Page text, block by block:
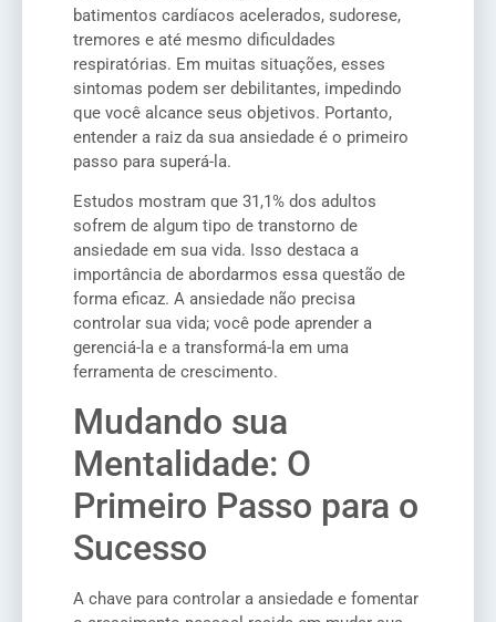
batimentos cardíacos acelerados, sudorese,
tremores e até mesmo dificuldades
respiratórias. Em muitas situações, esses
sintomas podem ser debilitantes, impedindo
que você alcance seus objetivos. Portanto,
entender a raiz da sua ansiedade é o primeiro
passo para superá-la.
Estudos mostram que 31,1% dos adultos
sofrem de algum tipo de transtorno de
ansiedade em sua vida. Isso destaca a
importância de abordarmos essa questão de
forma eficaz. A ansiedade não precisa
controlar sua vida; você pode aprender a
gerenciá-la e a transformá-la em uma
ferramenta de crescimento.
Mudando sua
Mentalidade: O
Primeiro Passo para o
Sucesso
A chave para controlar a ansiedade e fomentar